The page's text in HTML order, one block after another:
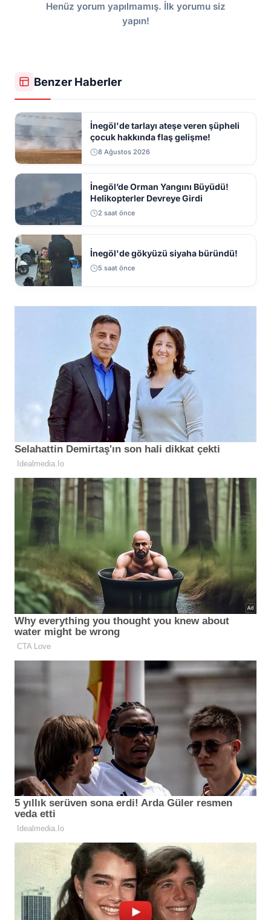
Henüz yorum yapılmamış. İlk yorumu siz
yapın!
Benzer Haberler
İnegöl'de tarlayı ateşe veren şüpheli
çocuk hakkında flaş gelişme!
8 Ağustos 2026
İnegöl’de Orman Yangını Büyüdü!
Helikopterler Devreye Girdi
2 saat önce
İnegöl'de gökyüzü siyaha büründü!
5 saat önce